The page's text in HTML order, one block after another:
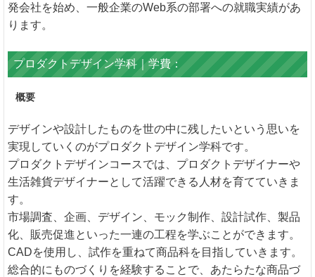
発会社を始め、一般企業のWeb系の部署への就職実績があ
ります。
プロダクトデザイン学科｜学費：
概要
デザインや設計したものを世の中に残したいという思いを
実現していくのがプロダクトデザイン学科です。
プロダクトデザインコースでは、プロダクトデザイナーや
生活雑貨デザイナーとして活躍できる人材を育てていきま
す。
市場調査、企画、デザイン、モック制作、設計試作、製品
化、販売促進といった一連の工程を学ぶことができます。
CADを使用し、試作を重ねて商品科を目指していきます。
総合的にものづくりを経験することで、あたらたな商品づ